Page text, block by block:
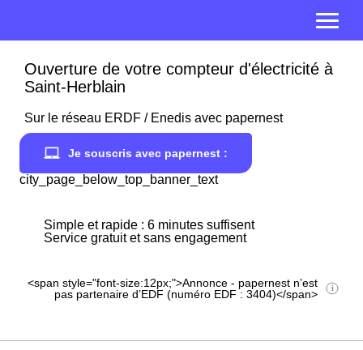
Ouverture de votre compteur d'électricité à
Saint-Herblain
Sur le réseau ERDF / Enedis avec papernest
Je souscris avec papernest :
city_page_below_top_banner_text
Simple et rapide : 6 minutes suffisent
Service gratuit et sans engagement
<span style="font-size:12px;">Annonce - papernest n’est
pas partenaire d’EDF (numéro EDF : 3404)</span>